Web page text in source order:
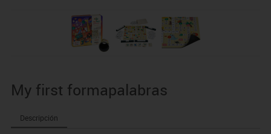
My first formapalabras
Descripción